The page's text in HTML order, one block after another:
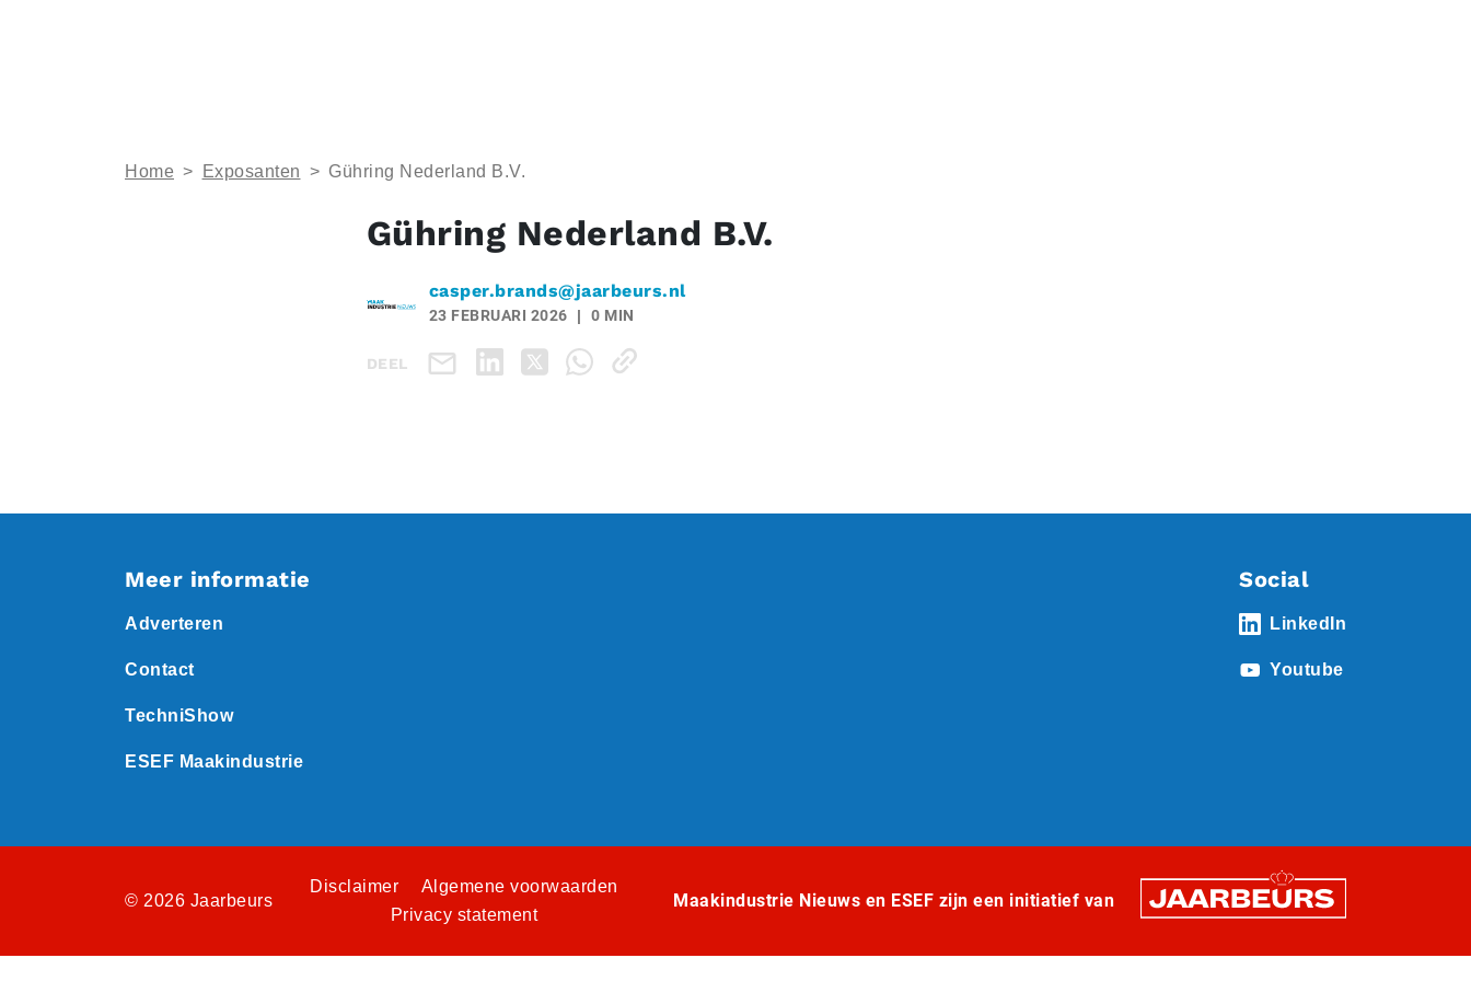
Home > Exposanten > Gühring Nederland B.V.
Gühring Nederland B.V.
casper.brands@jaarbeurs.nl
23 FEBRUARI 2026 0 MIN
DEEL
Meer informatie
Adverteren
Contact
TechniShow
ESEF Maakindustrie
Social
LinkedIn
Youtube
© 2026 Jaarbeurs
Disclaimer
Algemene voorwaarden
Privacy statement
Maakindustrie Nieuws en ESEF zijn een initiatief van